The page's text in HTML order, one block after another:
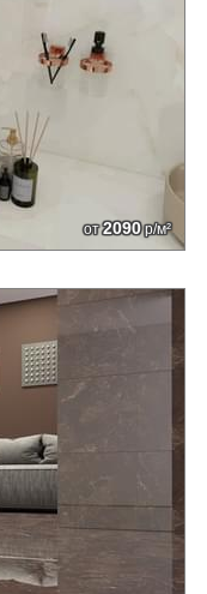
от2090р/м²